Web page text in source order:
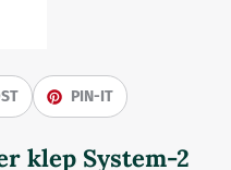
PIN-IT
klep System-2